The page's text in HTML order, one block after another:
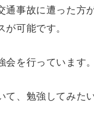
通事故に遭った
可能です。
を行っています。
て、勉強してみた